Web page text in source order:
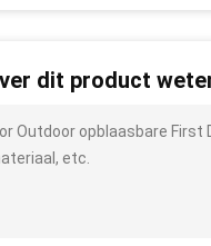
dit product
Outdoor opblaasbare
etc.